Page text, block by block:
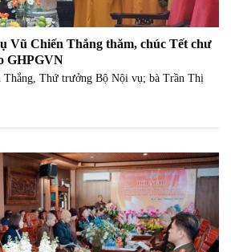
Vũ Chiến Thắng thăm, chúc Tết chư
GHPGVN
Thắng, Thứ trưởng Bộ Nội vụ; bà Trần Thị